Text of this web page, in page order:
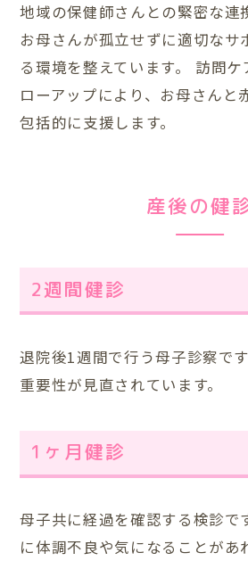
地域の保健師さんとの緊密な連
お母さんが孤立せずに適切なサ
る環境を整えています。 訪問
ローアップにより、お母さんと
包括的に支援します。
産後の健
2週間健診
退院後1週間で行う母子診察で
重要性が見直されています。
1ヶ月健診
母子共に経過を確認する検診で
に体調不良や気になることがあ